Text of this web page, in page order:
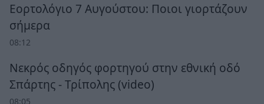
Εορτολόγιο 7 Αυγούστου: Ποιοι γιορτάζουν
σήμερα
08:12
Νεκρός οδηγός φορτηγού στην εθνική οδό
Σπάρτης - Τρίπολης (video)
08:05